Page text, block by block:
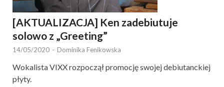
[AKTUALIZACJA] Ken zadebiutuje
solowo z „Greeting”
14/05/2020 - Dominika Fenikowska
Wokalista VIXX rozpoczął promocję swojej debiutanckiej
płyty.